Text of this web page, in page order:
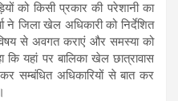
को किसी प्रकार की परेशानी का
ने जिला खेल अधिकारी को निर्देशित
से अवगत कराएं और समस्या को
यहां पर बालिका खेल छात्रावास
सम्बंधित अधिकारियों से बात कर